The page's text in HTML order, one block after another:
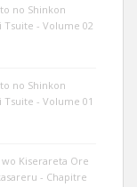
no Shinkon
Tsuite - Volume 02
no Shinkon
Tsuite - Volume 01
wo Kiserareta Ore
- Chapitre